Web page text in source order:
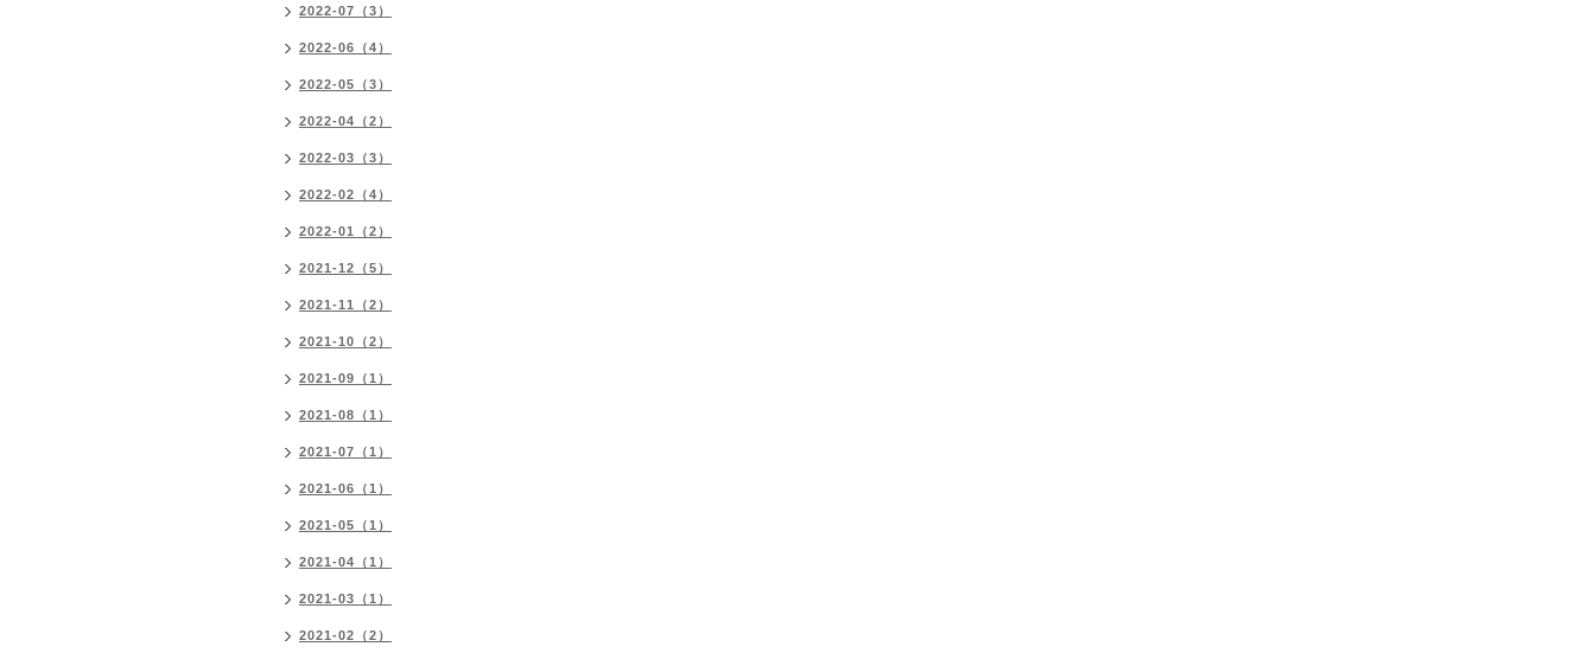
2022-07（3）
2022-06（4）
2022-05（3）
2022-04（2）
2022-03（3）
2022-02（4）
2022-01（2）
2021-12（5）
2021-11（2）
2021-10（2）
2021-09（1）
2021-08（1）
2021-07（1）
2021-06（1）
2021-05（1）
2021-04（1）
2021-03（1）
2021-02（2）